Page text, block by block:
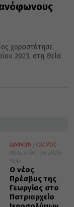
χοροστάτησε
2023, στη Θεία
ΔΙΑΦΟΡΑ
ΚΟΣΜΟΣ
08 Αυγούστου 2026
16:45
Ο νέος
Πρέσβυς της
Γεωργίας στο
Πατριαρχείο